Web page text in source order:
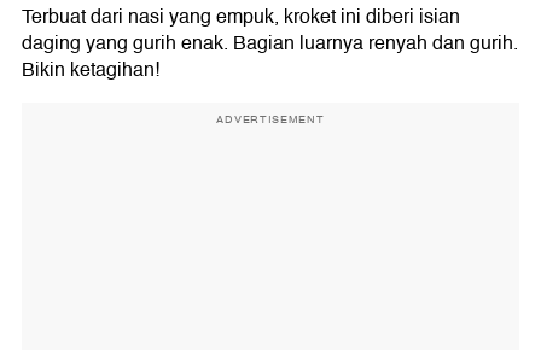
Terbuat dari nasi yang empuk, kroket ini diberi isian
daging yang gurih enak. Bagian luarnya renyah dan gurih.
Bikin ketagihan!
ADVERTISEMENT